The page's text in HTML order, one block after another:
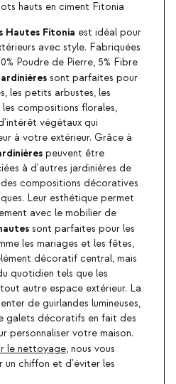
hauts en ciment Fitonia
Hautes Fitonia est idéal pour
avec style. Fabriquées
Poudre de Pierre, 5% Fibre
sont parfaites pour
les petits arbustes, les
compositions florales,
végétaux qui
à votre extérieur. Grâce à
peuvent être
à d'autres jardinières de
compositions décoratives
Leur esthétique permet
avec le mobilier de
sont parfaites pour les
les mariages et les fêtes,
décoratif central, mais
quotidien tels que les
autre espace extérieur. La
de guirlandes lumineuses,
galets décoratifs en fait des
personnaliser votre maison.
le nettoyage, nous vous
un chiffon et d'éviter les